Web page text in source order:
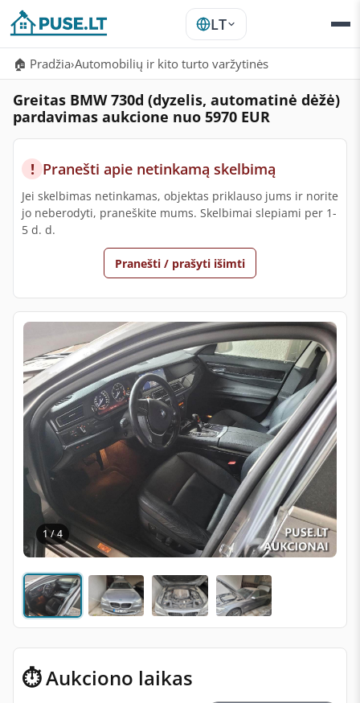
LT
🏠 Pradžia›Automobilių ir kito turto varžytinės
Greitas BMW 730d (dyzelis, automatinė dėžė)
pardavimas aukcione nuo 5970 EUR
1 / 4
⏱ Aukciono laikas
! Pranešti apie netinkamą skelbimą
Jei skelbimas netinkamas, objektas priklauso jums ir norite
jo neberodyti, praneškite mums. Skelbimai slepiami per 1-
5 d. d.
Pranešti / prašyti išimti